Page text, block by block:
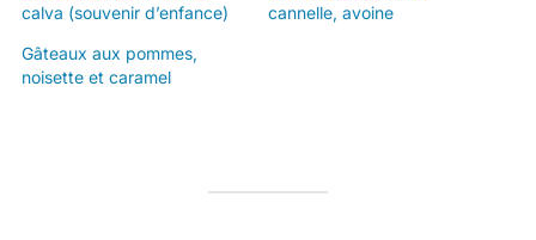
calva (souvenir d’enfance)
cannelle, avoine
Gâteaux aux pommes,
noisette et caramel